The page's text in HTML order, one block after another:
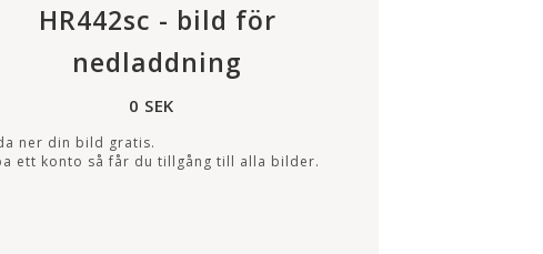
HR442sc - bild för
nedladdning
0 SEK
ner din bild gratis.
ett konto så får du tillgång till alla bilder.